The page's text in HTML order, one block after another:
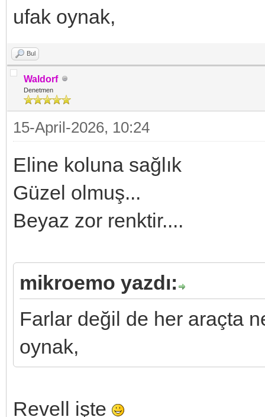
ufak oynak,
Bul
Waldorf
Denetmen
15-April-2026, 10:24
Eline koluna sağlık
Güzel olmuş...
Beyaz zor renktir....
mikroemo yazdı:
Farlar değil de her araçta
oynak,
Revell işte